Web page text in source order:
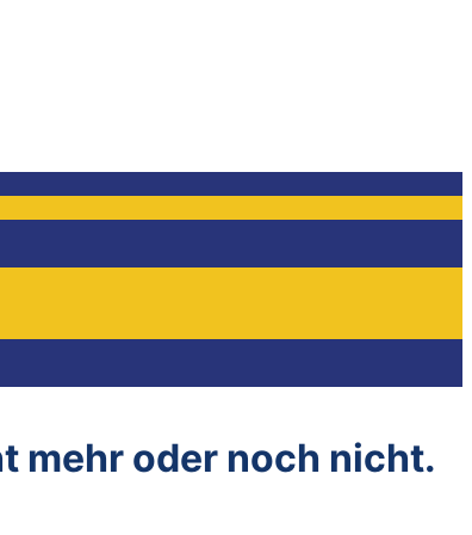
mehr oder noch nicht.